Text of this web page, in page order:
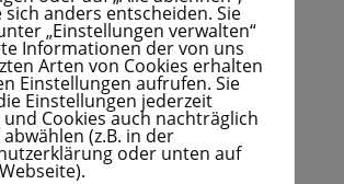
Zeitschriften sind an diesem Tag
isteine Abholung von Brötchen
Vorbestellungjederzeit möglich. Auch
werdenrealisiert und können direkt
abgeholt werden.
sich anders entscheiden. Sie
„Einstellungen verwalten“
Informationen der von uns
Arten von Cookies erhalten
Einstellungen aufrufen. Sie
Einstellungen jederzeit
Cookies auch nachträglich
(z.B. in der
oder unten auf